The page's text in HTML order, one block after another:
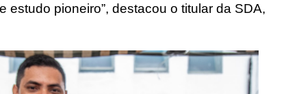
estudo pioneiro”, destacou o titular da SDA,